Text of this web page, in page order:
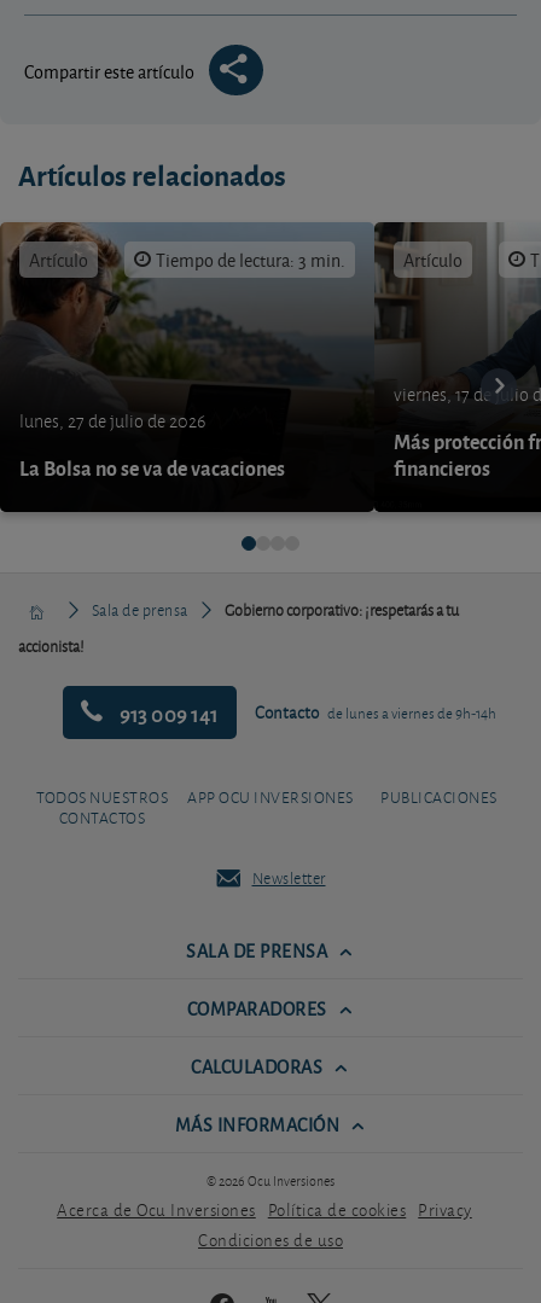
Compartir este artículo
Artículos relacionados
Artículo Tiempo de lectura: 3 min.
lunes, 27 de julio de 2026
La Bolsa no se va de vacaciones
Artículo
viernes, 17 de julio
Más protección
financieros
Sala de prensa
Gobierno corporativo: ¡respetarás a tu
accionista!
913 009 141 Contacto de lunes a viernes de 9h-14h
TODOS NUESTROS
CONTACTOS
APP OCU INVERSIONES PUBLICACIONES
Newsletter
SALA DE PRENSA
COMPARADORES
CALCULADORAS
MÁS INFORMACIÓN
© 2026 Ocu Inversiones
Acerca de Ocu Inversiones Política de cookies Privacy
Condiciones de uso